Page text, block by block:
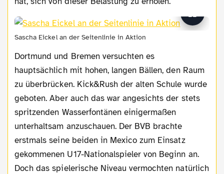
Sascha Eickel an der Seitenlinie in Aktion
Dortmund und Bremen versuchten es
hauptsächlich mit hohen, langen Bällen, den Raum
zu überbrücken. Kick&Rush der alten Schule wurde
geboten. Aber auch das war angesichts der stets
spritzenden Wasserfontänen einigermaßen
unterhaltsam anzuschauen. Der BVB brachte
erstmals seine beiden in Mexico zum Einsatz
gekommenen U17-Nationalspieler von Beginn an.
Doch das spielerische Niveau vermochten natürlich